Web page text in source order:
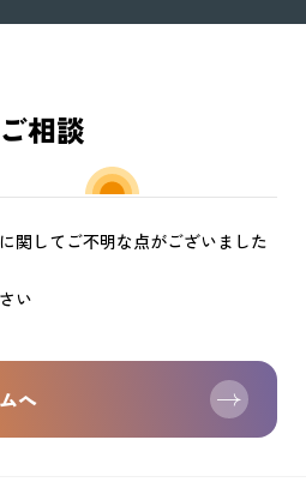
相談
関してご不明な点がございました
い
へ